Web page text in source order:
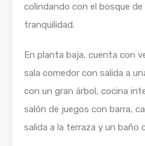
colindando con el bosque de
tranquilidad.
En planta baja, cuenta con
sala comedor con salida a
con un gran árbol, cocina
salón de juegos con barra,
salida a la terraza y un baño